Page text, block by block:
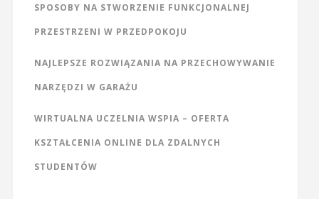
SPOSOBY NA STWORZENIE FUNKCJONALNEJ
PRZESTRZENI W PRZEDPOKOJU
NAJLEPSZE ROZWIĄZANIA NA PRZECHOWYWANIE
NARZĘDZI W GARAŻU
WIRTUALNA UCZELNIA WSPIA – OFERTA
KSZTAŁCENIA ONLINE DLA ZDALNYCH
STUDENTÓW